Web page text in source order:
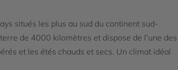
situés les plus au sud du continent sud-
de 4000 kilomètres et dispose de l’une des
et les étés chauds et secs. Un climat idéal